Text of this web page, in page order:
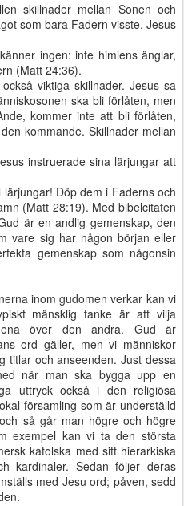
skillnader mellan Sonen och
som bara Fadern visste. Jesus
ingen: inte himlens änglar,
(Matt 24:36).
viktiga skillnader. Jesus sa
ska bli förlåten, men
kommer inte att bli förlåten,
kommande. Skillnader mellan
instruerade sina lärjungar att
Döp dem i Faderns och
(Matt 28:19). Med bibelcitaten
är en andlig gemenskap, den
vare sig har någon början eller
gemenskap som någonsin
inom gudomen verkar kan vi
mänsklig tanke är att vilja
ena över den andra. Gud är
ord gäller, men vi människor
titlar och anseenden. Just dessa
när man ska bygga upp en
uttryck också i den religiösa
församling som är underställd
så går man högre och högre
exempel kan vi ta den största
katolska med sitt hierarkiska
kardinaler. Sedan följer deras
med Jesu ord; påven, sedd